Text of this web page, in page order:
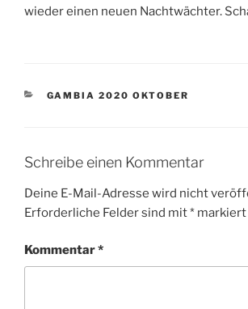
wieder einen neuen Nachtwächter.
KATEGORIEN
GAMBIA 2020 OKTOBER
Schreibe einen Kommentar
Deine E-Mail-Adresse wird nicht
Erforderliche Felder sind mit* markiert
Kommentar*